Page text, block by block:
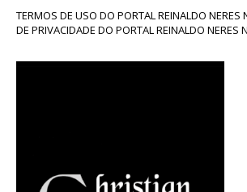
TERMOS DE USO DO PORTAL REINALDO NERES
DE PRIVACIDADE DO PORTAL REINALDO NERES